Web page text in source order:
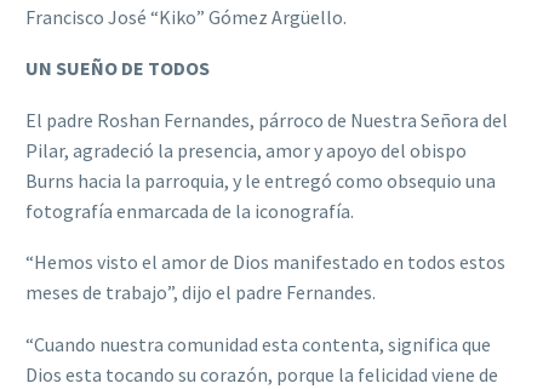
Francisco José “Kiko” Gómez Argüello.
UN SUEÑO DE TODOS
El padre Roshan Fernandes, párroco de Nuestra Señora del
Pilar, agradeció la presencia, amor y apoyo del obispo
Burns hacia la parroquia, y le entregó como obsequio una
fotografía enmarcada de la iconografía.
“Hemos visto el amor de Dios manifestado en todos estos
meses de trabajo”, dijo el padre Fernandes.
“Cuando nuestra comunidad esta contenta, significa que
Dios esta tocando su corazón, porque la felicidad viene de